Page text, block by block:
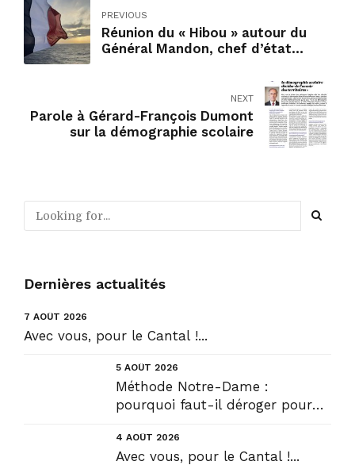
PREVIOUS
Réunion du « Hibou » autour du
Général Mandon, chef d’état
NEXT
Parole à Gérard-François Dumont
sur la démographie scolaire
Dernières actualités
7 AOÛT 2026
Avec vous, pour le Cantal !...
5 AOÛT 2026
Méthode Notre-Dame :
pourquoi faut-il déroger pour
4 AOÛT 2026
Avec vous, pour le Cantal !...